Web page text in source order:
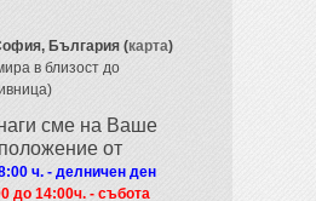
България (карта)
в близост до
сме на Ваше
от
ч. - делничен ден
до 14:00ч. - събота